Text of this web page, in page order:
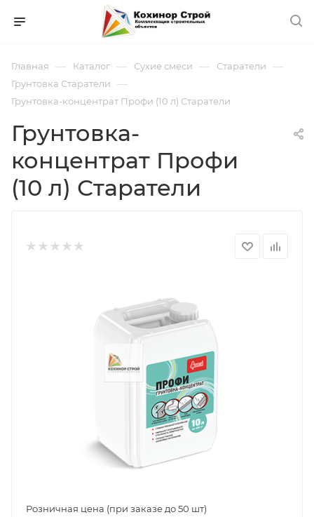
Главная — Каталог — Сухие смеси — Старатели —
Грунтовка Старатели —
Грунтовка-концентрат Профи (10 л) Старатели
Грунтовка-
концентрат Профи
(10 л) Старатели
Розничная цена (при заказе до 50 шт)